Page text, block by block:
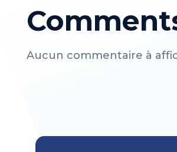
Aucun commentaire à